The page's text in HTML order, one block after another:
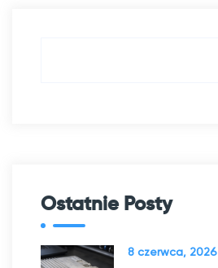
Ostatnie Posty
8 czerwca, 2026